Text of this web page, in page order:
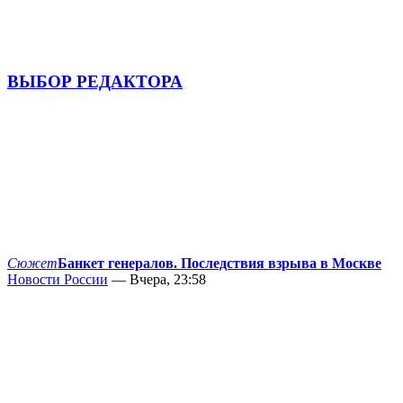
ВЫБОР РЕДАКТОРА
СюжетБанкет генералов. Последствия взрыва в Москве
Новости России — Вчера, 23:58